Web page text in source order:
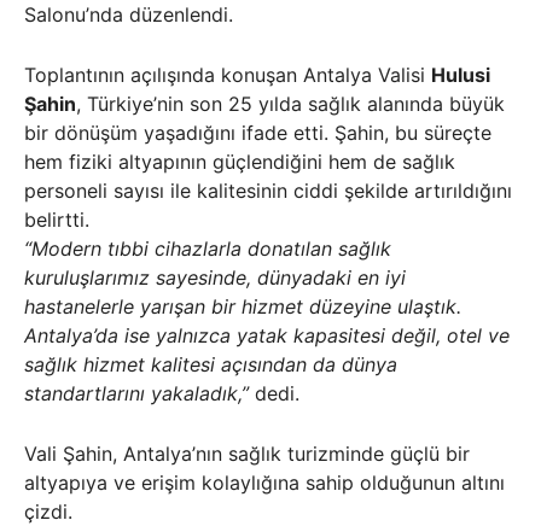
Salonu’nda düzenlendi.
Toplantının açılışında konuşan Antalya Valisi Hulusi
Şahin, Türkiye’nin son 25 yılda sağlık alanında büyük
bir dönüşüm yaşadığını ifade etti. Şahin, bu süreçte
hem fiziki altyapının güçlendiğini hem de sağlık
personeli sayısı ile kalitesinin ciddi şekilde artırıldığını
belirtti.
“Modern tıbbi cihazlarla donatılan sağlık
kuruluşlarımız sayesinde, dünyadaki en iyi
hastanelerle yarışan bir hizmet düzeyine ulaştık.
Antalya’da ise yalnızca yatak kapasitesi değil, otel ve
sağlık hizmet kalitesi açısından da dünya
standartlarını yakaladık,”dedi.
Vali Şahin, Antalya’nın sağlık turizminde güçlü bir
altyapıya ve erişim kolaylığına sahip olduğunun altını
çizdi.